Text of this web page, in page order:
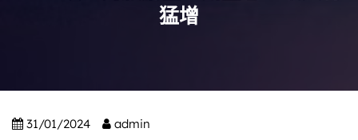
猛增
31/01/2024 admin